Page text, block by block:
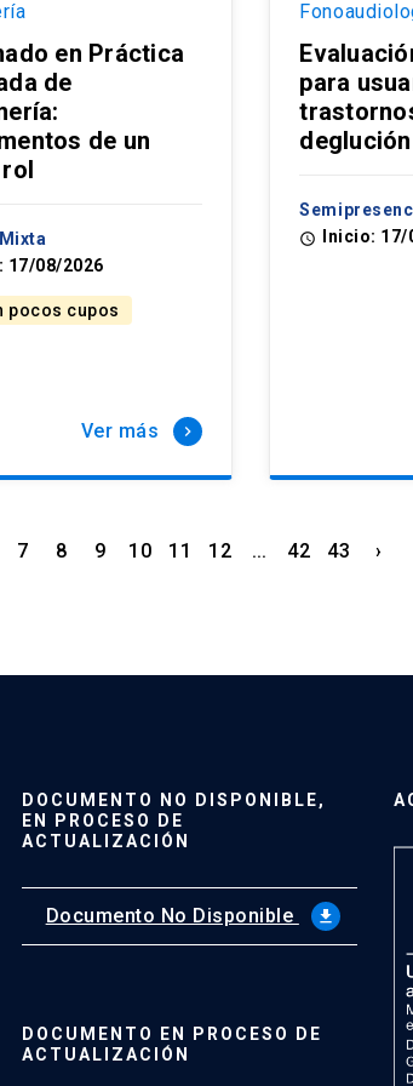
en Práctica
de
de un
17/08/2026
pocos cupos
Ver más keyboard_arrow_right
para
deglución
access_time Inicio:
7 8 9 10 11 12 ... 42 43 ›
DOCUMENTO NO DISPONIBLE,
EN PROCESO DE
ACTUALIZACIÓN
Documento No Disponible file_download
DOCUMENTO EN PROCESO DE
ACTUALIZACIÓN